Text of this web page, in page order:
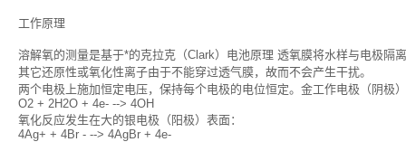
工作原理
溶解氧的测量是基于*的克拉克（Clark）电池原理 透氧膜将水样与电极隔
其它还原性或氧化性离子由于不能穿过透气膜，故而不会产生干扰。
两个电极上施加恒定电压，保持每个电极的电位恒定。金工作电极（阴极
O2 + 2H2O + 4e- --> 4OH
氧化反应发生在大的银电极（阳极）表面：
4Ag+ + 4Br - --> 4AgBr + 4e-